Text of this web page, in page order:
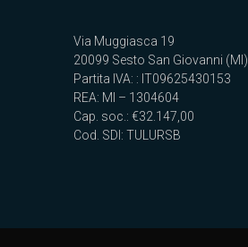
Via Muggiasca 19
20099 Sesto San Giovanni (MI)
Partita IVA: : IT09625430153
REA: MI – 1304604
Cap. soc.: €32.147,00
Cod. SDI: TULURSB